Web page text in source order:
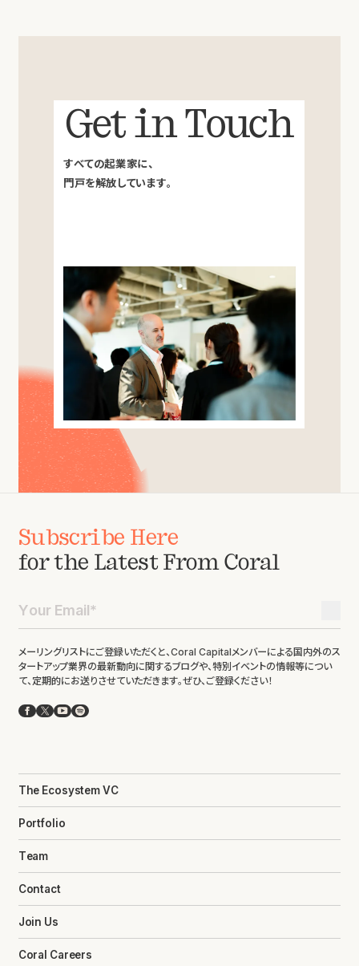
Get in Touch
すべての起業家に、
門戸を解放しています。
Subscribe Here
for the Latest From Coral
メーリングリストにご登録いただくと、Coral Capitalメンバーによる国内外のス
タートアップ業界の最新動向に関するブログや、特別イベントの情報等につい
て、定期的にお送りさせていただきます。ぜひ、ご登録ください！
Facebook
X YouTube
Spotify
The Ecosystem VC
Portfolio
Team
Contact
Join Us
Coral Careers